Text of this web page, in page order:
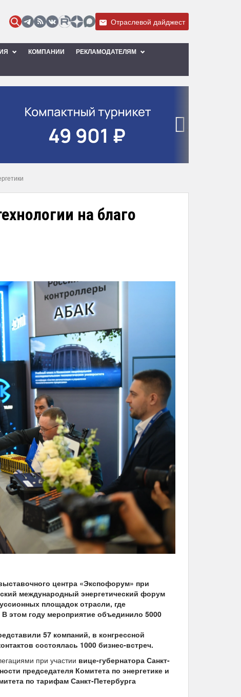
Отраслевой дайджест
КОМПАНИИ
РЕКЛАМОДАТЕЛЯМ
на благо
центра «Экспофорум» при
международный энергетический форум
площадок отрасли, где
этом году мероприятие объединило 5000
57 компаний, в конгрессной
состоялась 1000 бизнес-встреч.
при участии вице-губернатора Санкт-
председателя Комитета по энергетике и
по тарифам Санкт-Петербурга